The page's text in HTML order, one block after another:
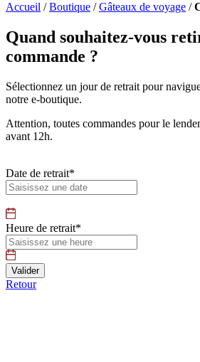
Accueil /Boutique /Gâteaux de voyage /
Quand souhaitez-vous
commande ?
Sélectionnez un jour de retrait pour
notre e-boutique.
Attention, toutes commandes pour le
avant 12h.
Date de retrait*
Heure de retrait*
Retour